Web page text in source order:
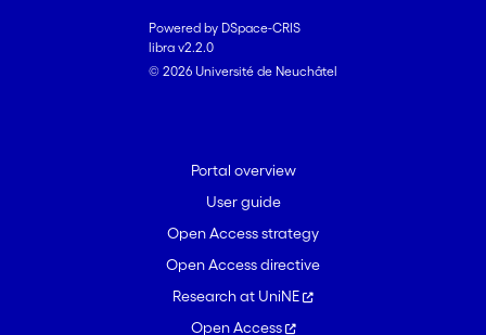
Powered by DSpace-CRIS
libra v2.2.0
© 2026 Université de Neuchâtel
Portal overview
User guide
Open Access strategy
Open Access directive
Research at UniNE
Open Access